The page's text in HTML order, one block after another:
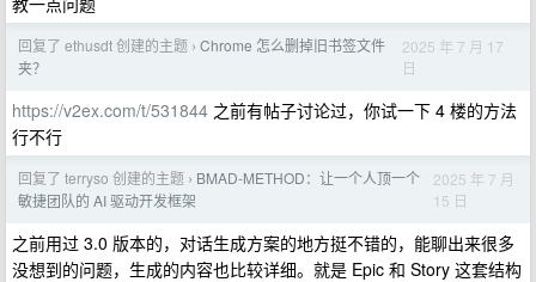
回复了 ethusdt 创建的主题 › Chrome 怎么删掉旧书签文件
夹？
2025 年 7 月 17
日
https://v2ex.com/t/531844 之前有帖子讨论过，你试一下 4 楼的方法
行不行
回复了 terryso 创建的主题 › BMAD-METHOD：让一个人顶一个
敏捷团队的 AI 驱动开发框架
2025 年 7 月
15 日
之前用过 3.0 版本的，对话生成方案的地方挺不错的，能聊出来很多
没想到的问题，生成的内容也比较详细。就是 Epic 和 Story 这套结构